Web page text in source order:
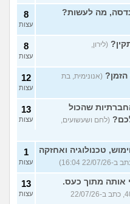
מה לעשות? 8
עצות
(לירון,
8
עצות
(אנונימית, בת
12
עצות
שהכול
(לחם ושעשועים,
13
עצות
טכנולוגיה ואחזקה
1
עצות
אותה מתוך כעס.
(אלכס, שם בדוי, בן 40, כתב ב-22/07/26
13
עצות